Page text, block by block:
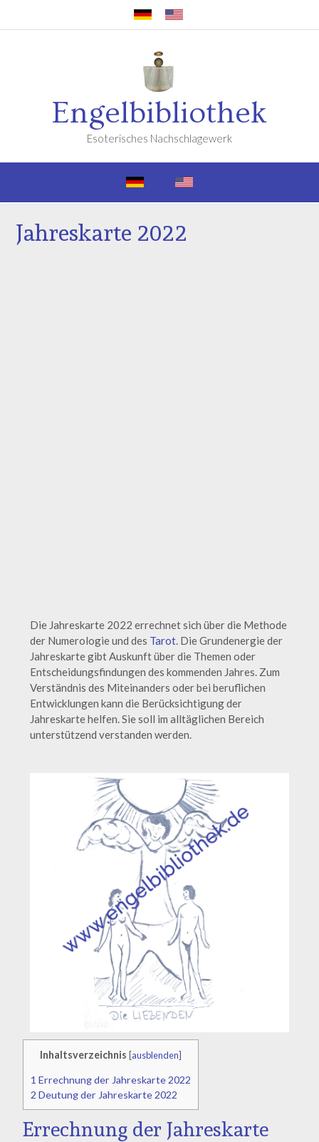
Engelbibliothek
Esoterisches Nachschlagewerk
Jahreskarte 2022
Die Jahreskarte 2022 errechnet sich über die Methode
der Numerologie und des Tarot. Die Grundenergie der
Jahreskarte gibt Auskunft über die Themen oder
Entscheidungsfindungen des kommenden Jahres. Zum
Verständnis des Miteinanders oder bei beruflichen
Entwicklungen kann die Berücksichtigung der
Jahreskarte helfen. Sie soll im alltäglichen Bereich
unterstützend verstanden werden.
Inhaltsverzeichnis [ausblenden]
1 Errechnung der Jahreskarte 2022
2 Deutung der Jahreskarte 2022
Errechnung der Jahreskarte